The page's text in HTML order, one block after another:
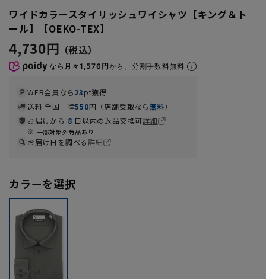
ワイドカラースタイリッシュワイシャツ【キング＆ト
ール】【OEKO-TEX】
4,730円
なら 月々1,576円から。分割手数料無料
WEB会員なら23pt獲得
送料 全国一律550円（店舗受取なら無料）
お届けから 8 日以内の返品交換可詳細
一部対象外商品あり
お届け日を調べる詳細
カラーを選択